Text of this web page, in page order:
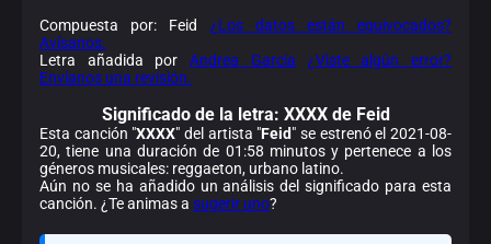
Compuesta por: Feid ¿Los datos están equivocados?
Avísanos.
Letra añadida porAndrea Garcia
¿Viste algún error?
Envíanos una revisión.
Significado de la letra: XXXX de Feid
Esta canción "XXXX" del artista "Feid" se estrenó el 2021-08-
20, tiene una duración de 01:58 minutos y pertenece a los
géneros musicales: reggaeton, urbano latino.
Aún no se ha añadido un análisis del significado para esta
canción. ¿Te animas a sugerir uno?